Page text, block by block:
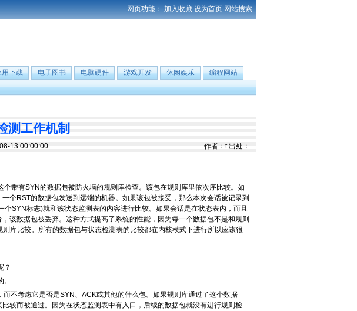
网页功能： 加入收藏 设为首页 网站搜索
用下载 电子图书 电脑硬件 游戏开发 休闲娱乐
编程网站
测工作机制
13 00:00:00 作者：t 出处：
带有SYN的数据包被防火墙的规则库检查。该包在规则库里依次序比较。如
个RST的数据包发送到远端的机器。如果该包被接受，那么本次会话被记录到
SYN标志)就和该状态监测表的内容进行比较。如果会话是在状态表内，而且
该数据包被丢弃。这种方式提高了系统的性能，因为每一个数据包不是和规则
库比较。所有的数据包与状态检测表的比较都在内核模式下进行所以应该很
？
不考虑它是否是SYN、ACK或其他的什么包。如果规则库通过了这个数据
较而被通过。因为在状态监测表中有入口，后续的数据包就没有进行规则检